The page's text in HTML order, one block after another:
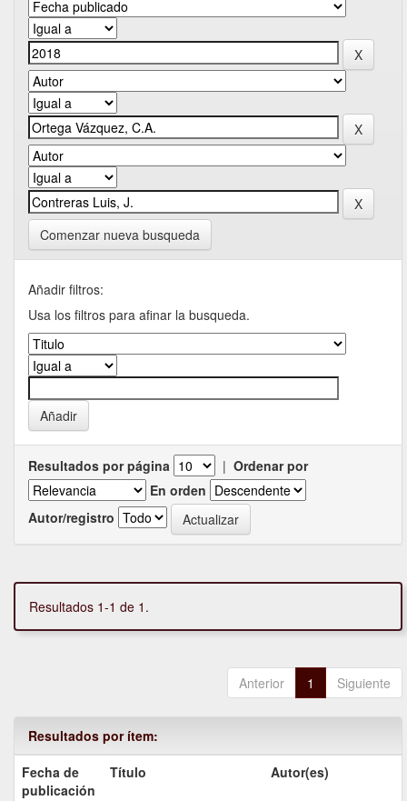
Comenzar nueva busqueda
Añadir filtros:
Usa los filtros para afinar la busqueda.
Resultados por página | Ordenar por
En orden
Autor/registro
Resultados 1-1 de 1.
Anterior 1 Siguiente
Resultados por ítem:
Fecha de
publicación
Título Autor(es)